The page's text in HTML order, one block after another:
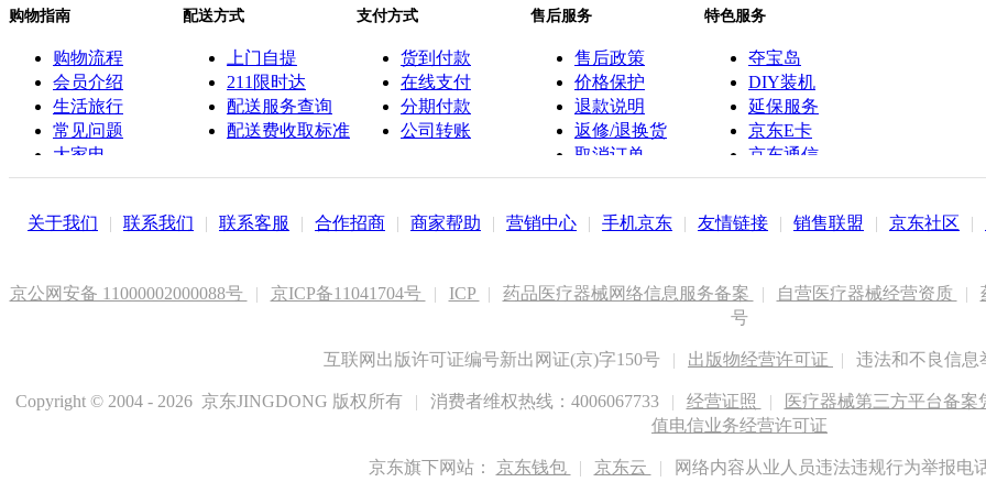
购物指南
购物流程
会员介绍
生活旅行
常见问题
大家电
联系客服
配送方式
上门自提
211限时达
配送服务查询
配送费收取标准
支付方式
货到付款
在线支付
分期付款
公司转账
售后服务
售后政策
价格保护
退款说明
返修/退换货
取消订单
特色服务
夺宝岛
DIY装机
延保服务
京东E卡
京东通信
京鱼座智能
关于我们 | 联系我们 | 联系客服 | 合作招商 | 商家帮助 | 营销中心 | 手机京东 | 友情链接 | 销售联盟 | 京东社区 |
京公网安备 11000002000088号 | 京ICP备11041704号 | ICP | 药品医疗器械网络信息服务备案 | 自营医疗器械经营资质 |
号
互联网出版许可证编号新出网证(京)字150号 | 出版物经营许可证 | 违法和不良信息
Copyright © 2004 - 2026 京东JINGDONG 版权所有 | 消费者维权热线：4006067733 | 经营证照 | 医疗器械第三方平台备案
值电信业务经营许可证
京东旗下网站： 京东钱包 | 京东云 | 网络内容从业人员违法违规行为举报电